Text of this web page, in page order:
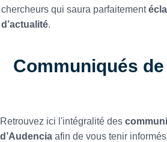
chercheurs qui saura parfaitement
d’actualité.
Communiqués
Retrouvez ici l'intégralité des
d’Audencia afin de vous tenir